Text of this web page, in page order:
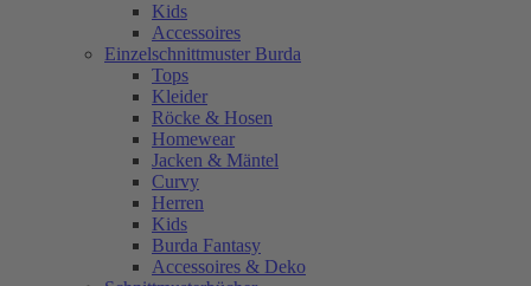
Kids
Accessoires
Einzelschnittmuster Burda
Tops
Kleider
Röcke & Hosen
Homewear
Jacken & Mäntel
Curvy
Herren
Kids
Burda Fantasy
Accessoires & Deko